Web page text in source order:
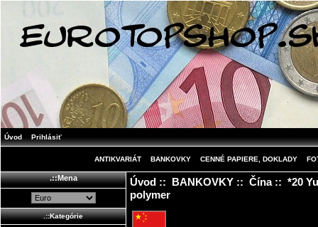
Úvod Prihlásiť
ANTIKVARIÁT BANKOVKY CENNÉ PAPIERE, DOKLADY
.::Mena
.::Kategórie
Úvod:: BANKOVKY:: Čína:: *20
polymer